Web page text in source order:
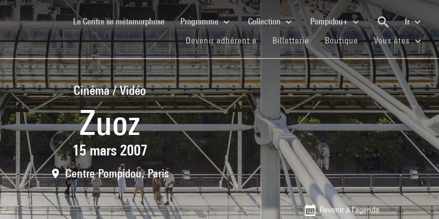
Le Centre se métamorphose(current)Programme Collection Pompidou+
fr
Devenir adhérent·e(current)Billetterie(current)Boutique(current)Vous êtes
Cinéma / Vidéo
Zuoz
15 mars 2007
Centre Pompidou, Paris
Revenir à l'agenda